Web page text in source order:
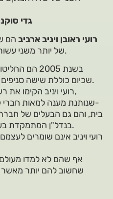
גדי
רועי ראובן ויניב ארביב הם
של יותר משני עשורים בתחום היזמות והפיננסים.
בשנת 2005
שכיום כוללת שישה סניפים ומעסיקה יותר מ-80 עובדים.
רועי ויניב הקימו
בנדל"ן המתמקדת בעסקאות תשואה בנדל"ן מניב.
רועי ויניב אינם שומרים
אף שהם לא למדו מעולם
שחשוב להם יותר מאשר